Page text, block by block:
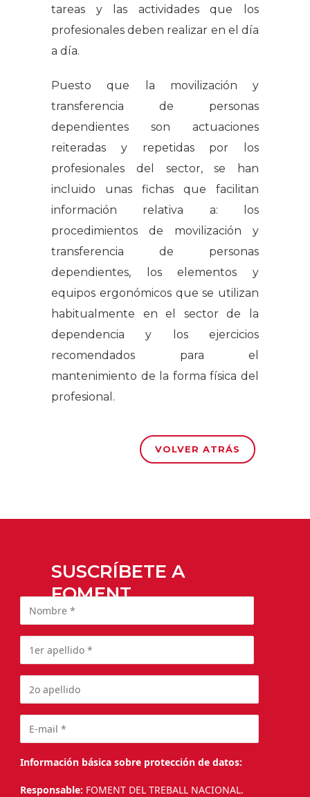
tareas y las actividades que los
profesionales deben realizar en el día
a día.
Puesto que la movilización y
transferencia de personas
dependientes son actuaciones
reiteradas y repetidas por los
profesionales del sector, se han
incluido unas fichas que facilitan
información relativa a: los
procedimientos de movilización y
transferencia de personas
dependientes, los elementos y
equipos ergonómicos que se utilizan
habitualmente en el sector de la
dependencia y los ejercicios
recomendados para el
mantenimiento de la forma física del
profesional.
VOLVER ATRÁS
SUSCRÍBETE A
FOMENT
Información básica sobre protección de datos:
Responsable: FOMENT DEL TREBALL NACIONAL.